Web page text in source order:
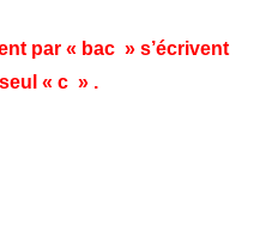
par « bac » s’écrivent
« c » .